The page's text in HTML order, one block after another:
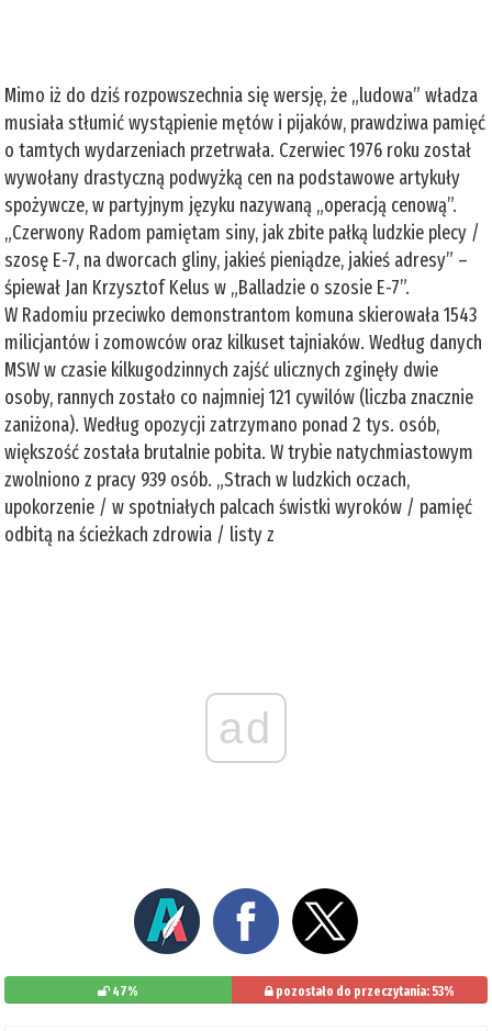
Mimo iż do dziś rozpowszechnia się wersję, że „ludowa” władza
musiała stłumić wystąpienie mętów i pijaków, prawdziwa pamięć
o tamtych wydarzeniach przetrwała. Czerwiec 1976 roku został
wywołany drastyczną podwyżką cen na podstawowe artykuły
spożywcze, w partyjnym języku nazywaną „operacją cenową”.
„Czerwony Radom pamiętam siny, jak zbite pałką ludzkie plecy /
szosę E-7, na dworcach gliny, jakieś pieniądze, jakieś adresy” –
śpiewał Jan Krzysztof Kelus w „Balladzie o szosie E-7”.
W Radomiu przeciwko demonstrantom komuna skierowała 1543
milicjantów i zomowców oraz kilkuset tajniaków. Według danych
MSW w czasie kilkugodzinnych zajść ulicznych zginęły dwie
osoby, rannych zostało co najmniej 121 cywilów (liczba znacznie
zaniżona). Według opozycji zatrzymano ponad 2 tys. osób,
większość została brutalnie pobita. W trybie natychmiastowym
zwolniono z pracy 939 osób. „Strach w ludzkich oczach,
upokorzenie / w spotniałych palcach świstki wyroków / pamięć
odbitą na ścieżkach zdrowia / listy z
ad
47% pozostało do przeczytania: 53%